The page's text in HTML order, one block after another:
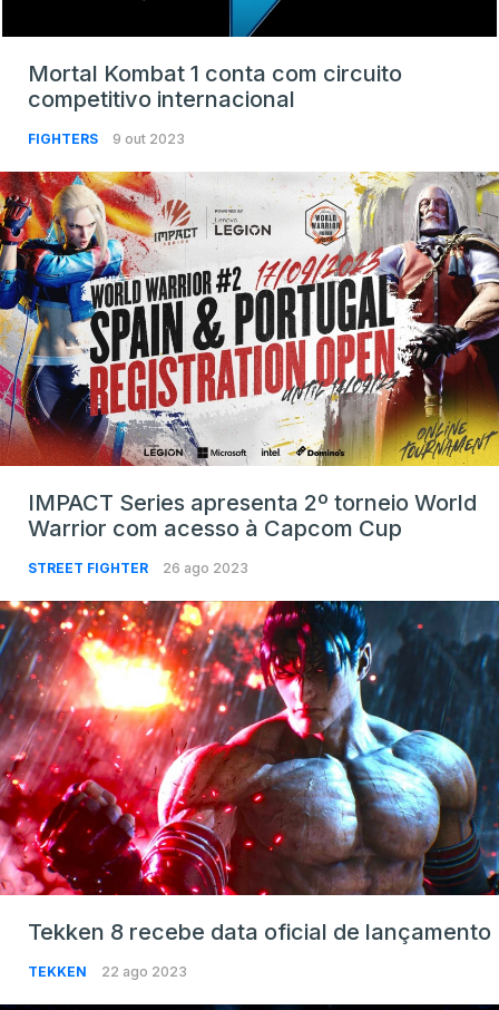
Mortal Kombat 1 conta com circuito
competitivo internacional
FIGHTERS 9 out 2023
IMPACT Series apresenta 2º torneio World
Warrior com acesso à Capcom Cup
STREET FIGHTER 26 ago 2023
Tekken 8 recebe data oficial de lançamento
TEKKEN 22 ago 2023